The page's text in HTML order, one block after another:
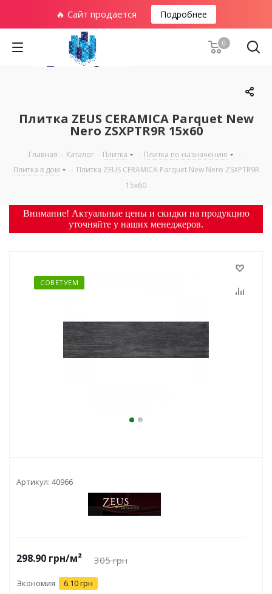
🔥 Сайт продается Подробнее
0
Плитка ZEUS CERAMICA Parquet New
Nero ZSXPTR9R 15x60
Главная - Каталог - Плитка - Плитка по назначению
-
Плитка в дом
- Плитка ZEUS CERAMICA Parquet New Nero ZSXPTR9R
15x60
Внимание! Актуальные цены и скидки на продукцию
уточняйте у наших менеджеров.
СОВЕТУЕМ
Артикул: 40966
298.90 грн/м² 305грн
Экономия 6.10 грн